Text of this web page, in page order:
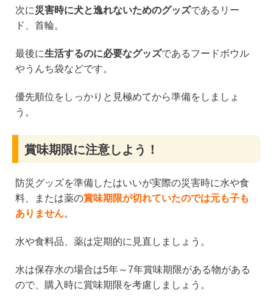
次に災害時に犬と逸れないためのグッズであるリー
ド、首輪。
最後に生活するのに必要なグッズであるフードボウル
やうんち袋などです。
優先順位をしっかりと見極めてから準備をしましょ
う。
賞味期限に注意しよう！
防災グッズを準備したはいいが実際の災害時に水や食
料、または薬の賞味期限が切れていたのでは元も子も
ありません。
水や食料品、薬は定期的に見直しましょう。
水は保存水の場合は5年～7年賞味期限がある物がある
ので、購入時に賞味期限を考慮しましょう。